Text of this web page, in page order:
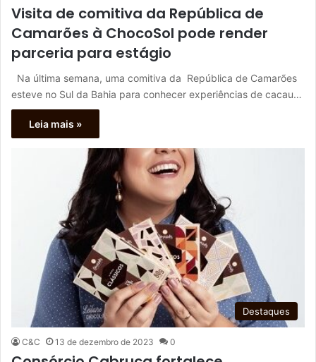
Visita de comitiva da República de
Camarões à ChocoSol pode render
parceria para estágio
Na última semana, uma comitiva da República de Camarões
esteve no Sul da Bahia para conhecer experiências de cacau…
Leia mais »
Destaques
C&C 13 de dezembro de 2023 0